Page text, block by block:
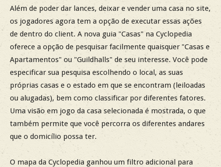
Além de poder dar lances, deixar e vender uma casa no site,
os jogadores agora tem a opção de executar essas ações
de dentro do client. A nova guia "Casas" na Cyclopedia
oferece a opção de pesquisar facilmente quaisquer "Casas e
Apartamentos" ou "Guildhalls" de seu interesse. Você pode
especificar sua pesquisa escolhendo o local, as suas
próprias casas e o estado em que se encontram (leiloadas
ou alugadas), bem como classificar por diferentes fatores.
Uma visão em jogo da casa selecionada é mostrada, o que
também permite que você percorra os diferentes andares
que o domicílio possa ter.
O mapa da Cyclopedia ganhou um filtro adicional para